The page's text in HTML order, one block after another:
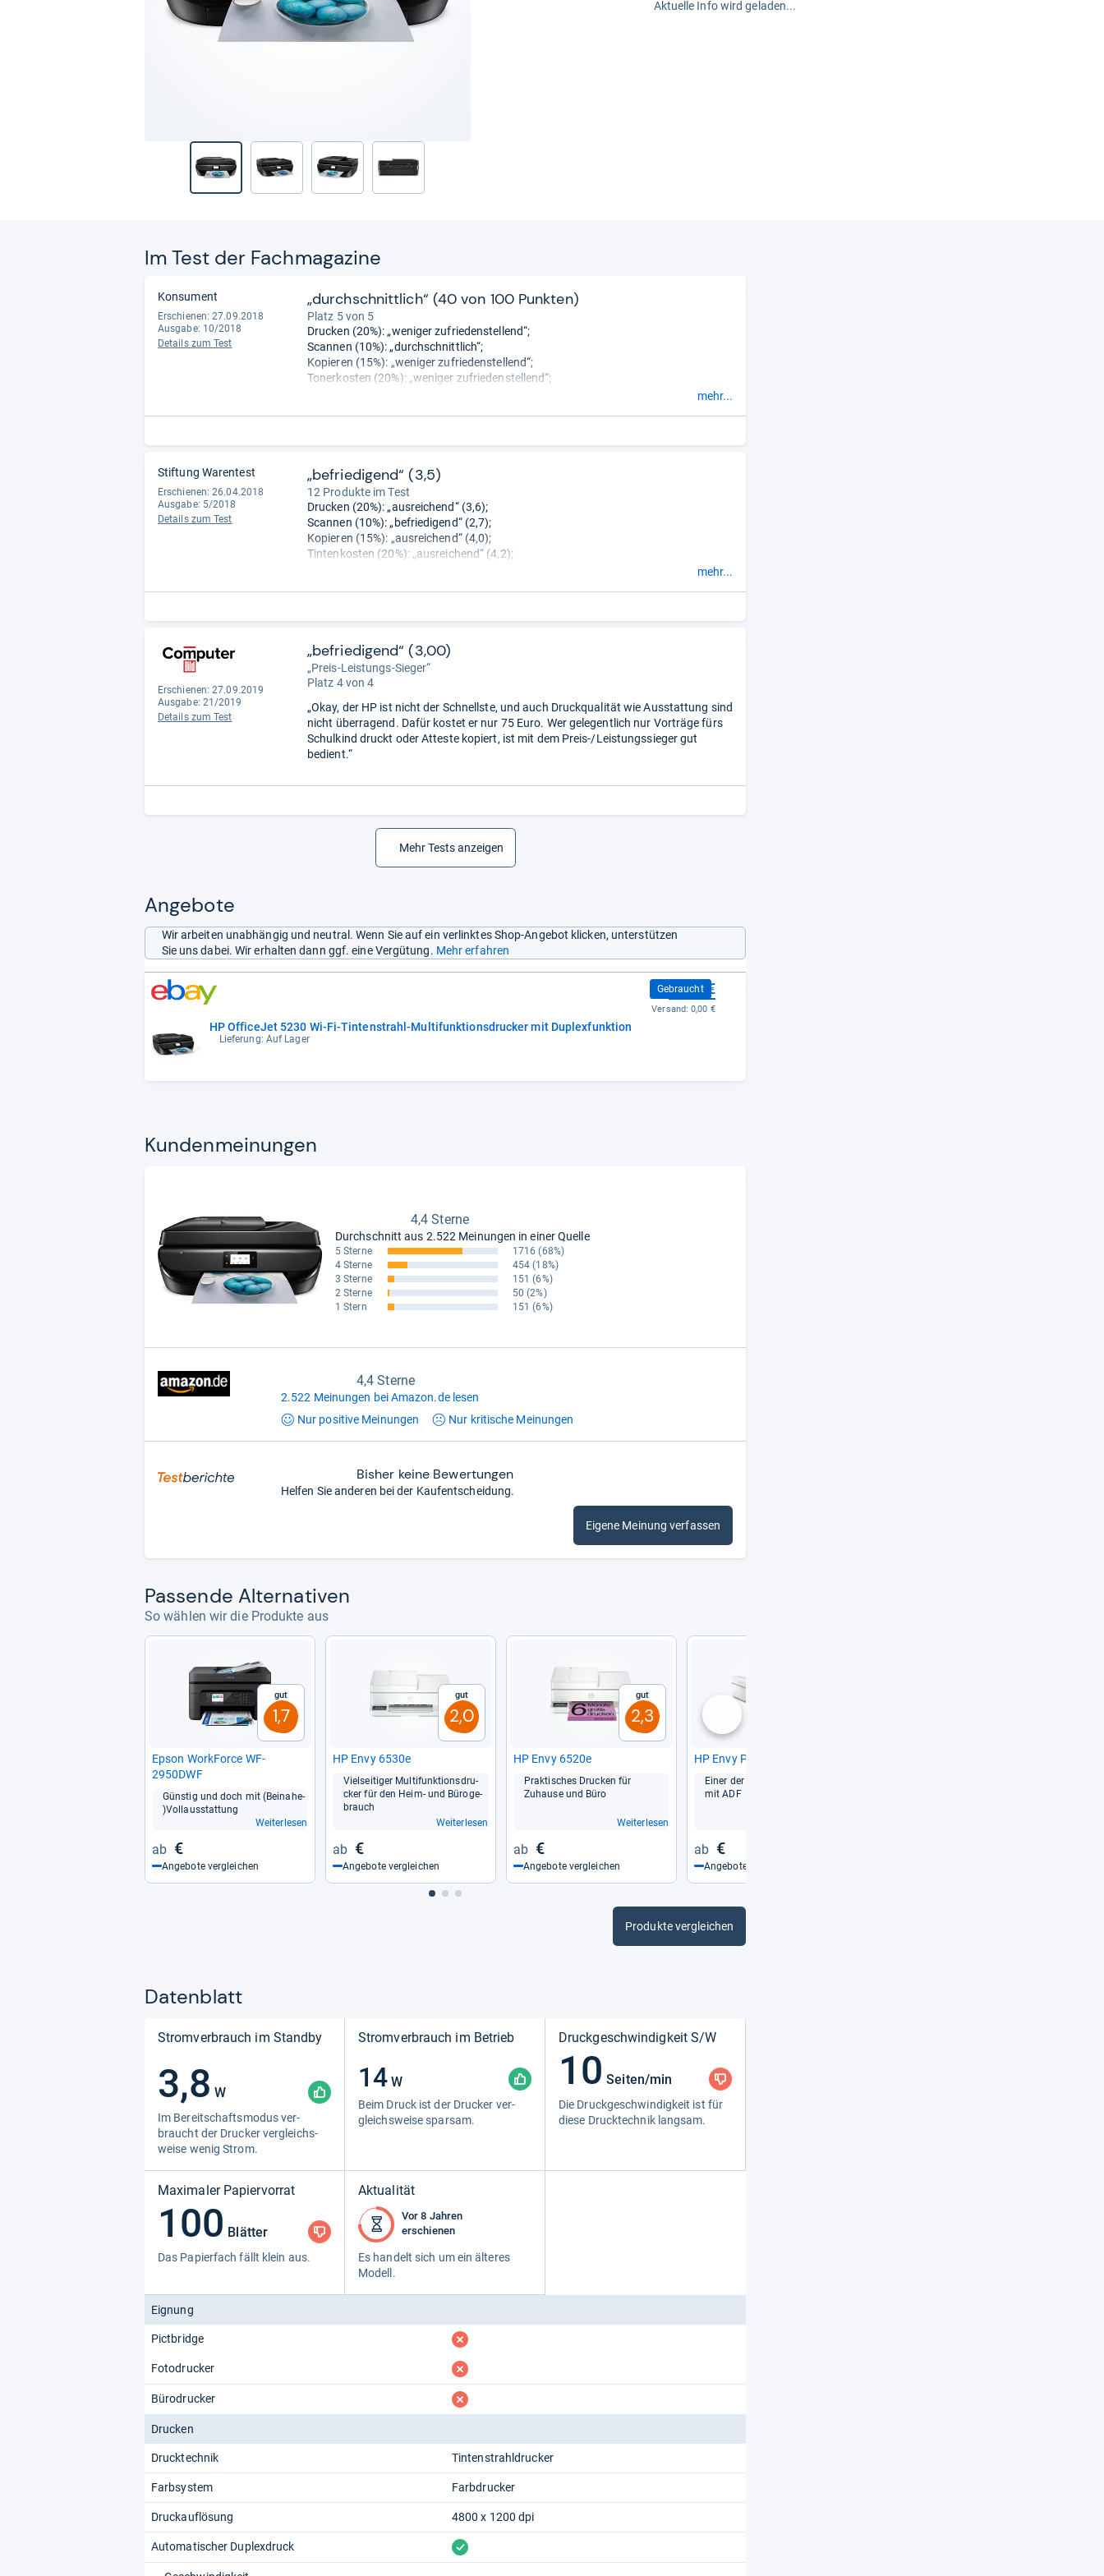
Aktuelle Info wird geladen...
Im Test der Fach­ma­ga­zine
Konsument
Erschienen: 27.09.2018
Ausgabe: 10/2018
Details zum Test
„durchschnittlich“ (40 von 100 Punkten)
Platz 5 von 5
Drucken (20%): „weniger zufriedenstellend“;
Scannen (10%): „durchschnittlich“;
Kopieren (15%): „weniger zufriedenstellend“;
Tonerkosten (20%): „weniger zufriedenstellend“;
mehr...
Stiftung Warentest
Erschienen: 26.04.2018
Ausgabe: 5/2018
Details zum Test
„befriedigend“ (3,5)
12 Produkte im Test
Drucken (20%): „ausreichend“ (3,6);
Scannen (10%): „befriedigend“ (2,7);
Kopieren (15%): „ausreichend“ (4,0);
Tintenkosten (20%): „ausreichend“ (4,2);
mehr...
Erschienen: 27.09.2019
Ausgabe: 21/2019
Details zum Test
„befriedigend“ (3,00)
„Preis-Leistungs-Sieger“
Platz 4 von 4
„Okay, der HP ist nicht der Schnellste, und auch Druckqualität wie Ausstattung sind
nicht überragend. Dafür kostet er nur 75 Euro. Wer gelegentlich nur Vorträge fürs
Schulkind druckt oder Atteste kopiert, ist mit dem Preis-/Leistungssieger gut
bedient.“
Mehr Tests anzeigen
Angebote
Wir arbeiten unabhängig und neutral. Wenn Sie auf ein verlinktes Shop-Angebot klicken, unterstützen
Sie uns dabei. Wir erhalten dann ggf. eine Vergütung. Mehr erfahren
HP OfficeJet 5230 Wi-Fi-Tintenstrahl-Multifunktionsdrucker mit Duplexfunktion
Lieferung: Auf Lager
Gebraucht
56,50 €
Versand:0,00 €
Kun­den­mei­nun­gen
4,4 Sterne
Durchschnitt aus 2.522 Meinungen in einer Quelle
5 Sterne 1716 (68%)
4 Sterne
454 (18%)
3 Sterne
151 (6%)
2 Sterne
50 (2%)
1 Stern
151 (6%)
4,4 Sterne
2.522 Meinungen bei Amazon.de lesen
Nur positive Meinungen Nur kritische Meinungen
Bisher keine Bewertungen
Helfen Sie anderen bei der Kaufentscheidung.
Eigene Meinung verfassen
Pas­sende Alter­na­ti­ven
So wählen wir die Produkte aus
Gut
1,7
Epson Work­Force WF-​
2950DWF
Güns­tig und doch mit (Bei­nahe-​
)Vollaus­stat­tung
Weiterlesen
€
Angebote vergleichen
Gut
2,0
HP Envy 6530e
Viel­sei­ti­ger Mul­ti­funk­ti­ons­dru­
cker für den Heim-​ und Büro­ge­
brauch
Weiterlesen
€
Angebote vergleichen
Gut
2,3
HP Envy 6520e
Prak­ti­sches Dru­cken für
Zuhause und Büro
Weiterlesen
€
Angebote vergleichen
HP Envy Pro 6430
Einer der güns­tigs­ten Dru­cker
mit ADF
€
Angebote vergleichen
nächste
Produkte vergleichen
Datenblatt
Stromverbrauch im Standby
3,8 W
Im Bereit­schafts­mo­dus ver­
braucht der Dru­cker ver­gleichs­
weise wenig Strom.
Stromverbrauch im Betrieb
14 W
Beim Druck ist der Dru­cker ver­
gleichs­weise spar­sam.
Druckgeschwindigkeit S/W
10 Seiten/min
Die Druck­ge­schwin­dig­keit ist für
diese Druck­tech­nik lang­sam.
Maximaler Papiervorrat
100 Blätter
Das Papier­fach fällt klein aus.
Aktualität
Vor 8 Jahren
erschienen
Es han­delt sich um ein älte­res
Modell.
Pictbridge fehlt
Eignung
Fotodrucker fehlt
Bürodrucker fehlt
Drucken
Drucktechnik Tintenstrahldrucker
Farbsystem Farbdrucker
Druckauflösung 4800 x 1200 dpi
Automatischer Duplexdruck vorhanden